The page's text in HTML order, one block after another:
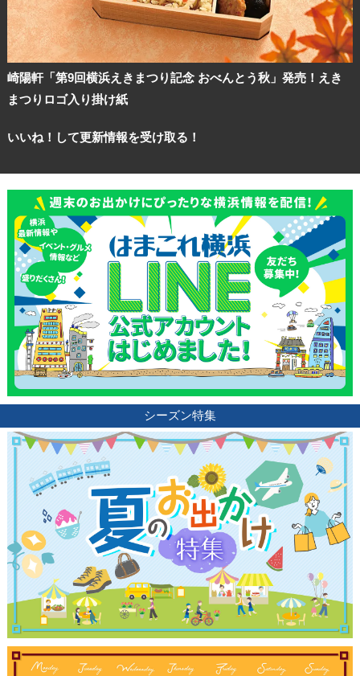
崎陽軒「第9回横浜えきまつり記念 おべんとう秋」発売！えき
まつりロゴ入り掛け紙
いいね！して更新情報を受け取る！
シーズン特集
観光ガイド